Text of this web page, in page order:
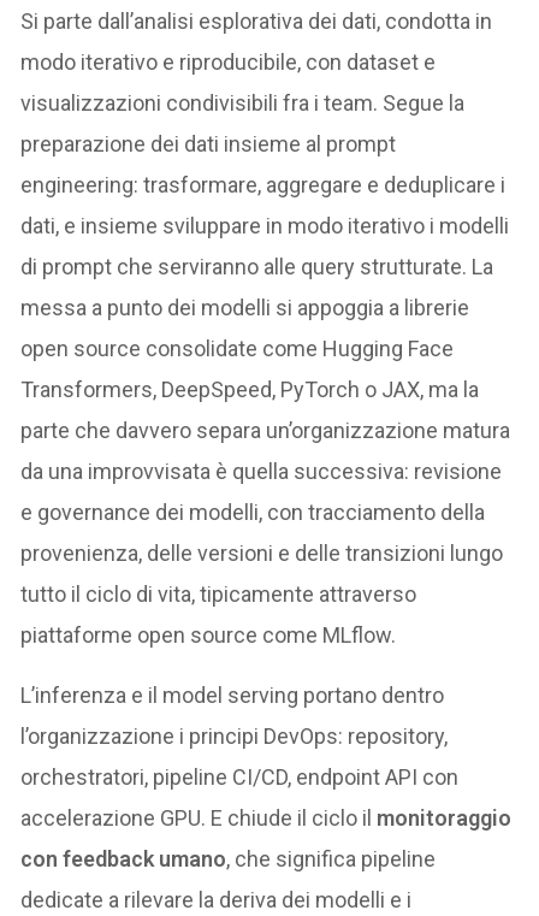
Si parte dall’analisi esplorativa dei dati, condotta in
modo iterativo e riproducibile, con dataset e
visualizzazioni condivisibili fra i team. Segue la
preparazione dei dati insieme al prompt
engineering: trasformare, aggregare e deduplicare i
dati, e insieme sviluppare in modo iterativo i modelli
di prompt che serviranno alle query strutturate. La
messa a punto dei modelli si appoggia a librerie
open source consolidate come Hugging Face
Transformers, DeepSpeed, PyTorch o JAX, ma la
parte che davvero separa un’organizzazione matura
da una improvvisata è quella successiva: revisione
e governance dei modelli, con tracciamento della
provenienza, delle versioni e delle transizioni lungo
tutto il ciclo di vita, tipicamente attraverso
piattaforme open source come MLflow.
L’inferenza e il model serving portano dentro
l’organizzazione i principi DevOps: repository,
orchestratori, pipeline CI/CD, endpoint API con
accelerazione GPU. E chiude il ciclo il monitoraggio
con feedback umano, che significa pipeline
dedicate a rilevare la deriva dei modelli e i